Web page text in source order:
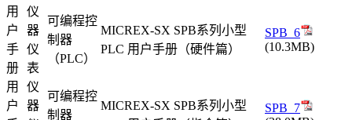
用
户
手
册
仪
器
仪
表
可编程控
制器
（PLC）
MICREX-SX SPB系列小型
PLC 用户手册（硬件篇）
SPB_6
(10.3MB)
用
户
仪
器
可编程控
制器
MICREX-SX SPB系列小型
SPB_7